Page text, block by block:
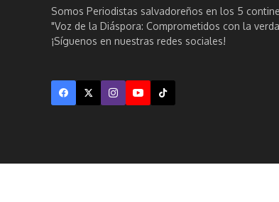
Somos Periodistas salvadoreños en los 5
"Voz de la Diáspora: Comprometidos con la
¡Síguenos en nuestras redes sociales!